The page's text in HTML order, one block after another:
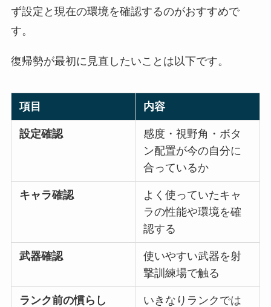
ず設定と現在の環境を確認するのがおすすめで
す。
復帰勢が最初に見直したいことは以下です。
項目 内容
設定確認
感度・視野角・ボタ
ン配置が今の自分に
合っているか
キャラ確認
よく使っていたキャ
ラの性能や環境を確
認する
武器確認
使いやすい武器を射
撃訓練場で触る
ランク前の慣らし
いきなりランクでは